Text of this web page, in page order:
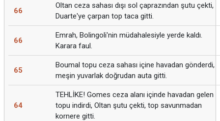
66
Oltan ceza sahası dışı sol çaprazından şutu çekti,
Duarte'ye çarpan top taca gitti.
66
Emrah, Bolingoli'nin müdahalesiyle yerde kaldı.
Karara faul.
65
Boumal topu ceza sahası içine havadan gönderdi,
meşin yuvarlak doğrudan auta gitti.
64
TEHLİKE! Gomes ceza alanı içinde havadan gelen
topu indirdi, Oltan şutu çekti, top savunmadan
kornere gitti.